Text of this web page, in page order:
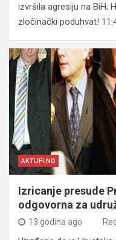
izvršila agresiju na BiH;
zločinački poduhvat!
AKTUELNO
Izricanje presude
odgovorna za
13 godina ago